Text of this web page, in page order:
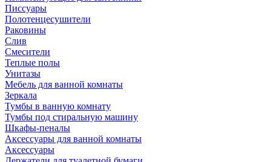
Писсуары
Полотенцесушители
Раковины
Слив
Смесители
Теплые полы
Унитазы
Мебель для ванной комнаты
Зеркала
Тумбы в ванную комнату
Тумбы под стиральную машину
Шкафы-пеналы
Аксессуары для ванной комнаты
Аксессуары